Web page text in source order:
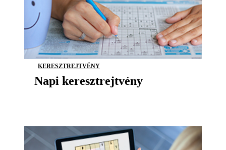
KERESZTREJTVÉNY
Napi keresztrejtvény